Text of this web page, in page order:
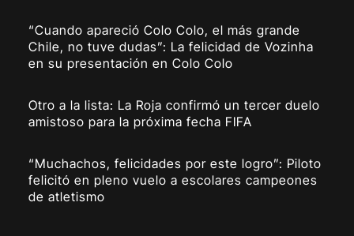
“Cuando apareció Colo Colo, el más grande
Chile, no tuve dudas”: La felicidad de Vozinha
en su presentación en Colo Colo
Otro a la lista: La Roja confirmó un tercer duelo
amistoso para la próxima fecha FIFA
“Muchachos, felicidades por este logro”: Piloto
felicitó en pleno vuelo a escolares campeones
de atletismo